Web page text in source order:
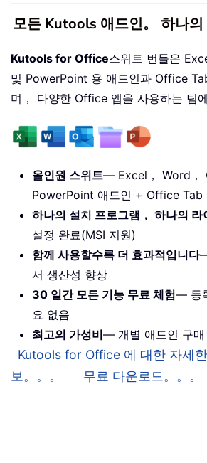
모든 Kutools 애드인。 하나의
Kutools for Office스위트 번들은
및 PowerPoint 용 애드인과 Office
며， 다양한 Office 앱을 사용하는 팀
올인원 스위트— Excel， Word，
PowerPoint 애드인 + Office Tab
하나의 설치 프로그램， 하나의 라
설정 완료(MSI 지원)
함께 사용할수록 더 효과적입니다
서 생산성 향상
30 일간 모든 기능 무료 체험— 등
요 없음
최고의 가성비— 개별 애드인 구매
Kutools for Office 에 대한 자세
보。。。
무료 다운로드。。。